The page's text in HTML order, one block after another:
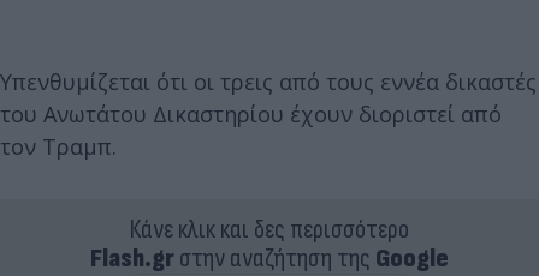
Υπενθυμίζεται ότι οι τρεις από τους εννέα δικαστές
του Ανωτάτου Δικαστηρίου έχουν διοριστεί από
τον Τραμπ.
Κάνε κλικ και δες περισσότερο
Flash.grστην αναζήτηση της Google